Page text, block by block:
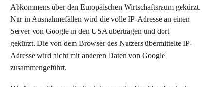
Abkommens über den Europäischen Wirtschaftsraum gekürzt.
Nur in Ausnahmefällen wird die volle IP-Adresse an einen
Server von Google in den USA übertragen und dort
gekürzt. Die von dem Browser des Nutzers übermittelte IP-
Adresse wird nicht mit anderen Daten von Google
zusammengeführt.